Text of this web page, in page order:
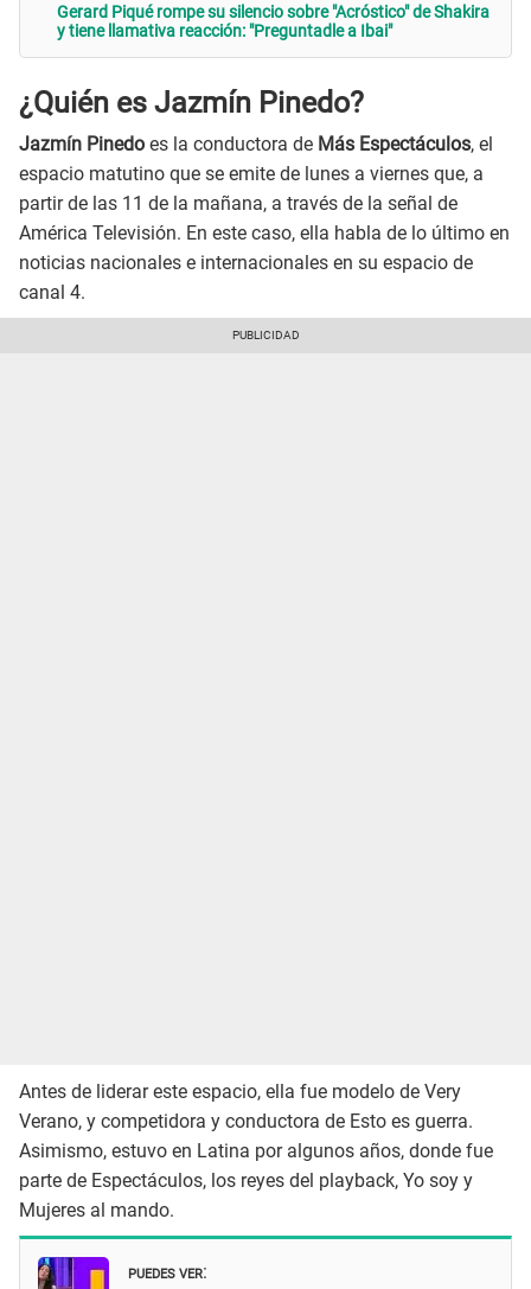
Gerard Piqué rompe su silencio sobre "Acróstico" de Shakira
y tiene llamativa reacción: "Preguntadle a Ibai"
¿Quién es Jazmín Pinedo?
Jazmín Pinedo es la conductora de Más Espectáculos, el
espacio matutino que se emite de lunes a viernes que, a
partir de las 11 de la mañana, a través de la señal de
América Televisión. En este caso, ella habla de lo último en
noticias nacionales e internacionales en su espacio de
canal 4.
Antes de liderar este espacio, ella fue modelo de Very
Verano, y competidora y conductora de Esto es guerra.
Asimismo, estuvo en Latina por algunos años, donde fue
parte de Espectáculos, los reyes del playback, Yo soy y
Mujeres al mando.
PUEDES VER: